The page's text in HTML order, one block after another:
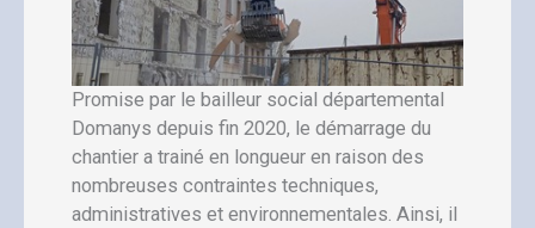
Promise par le bailleur social départemental
Domanys depuis fin 2020, le démarrage du
chantier a trainé en longueur en raison des
nombreuses contraintes techniques,
administratives et environnementales. Ainsi, il